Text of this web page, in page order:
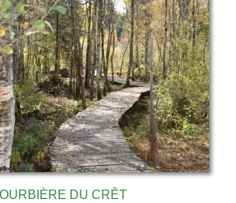
DU CRÊT